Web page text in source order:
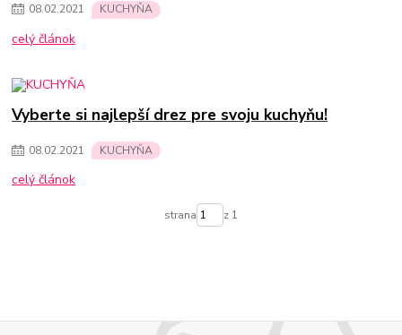
08.02.2021 KUCHYŇA
celý článok
Vyberte si najlepší drez pre svoju kuchyňu!
08.02.2021 KUCHYŇA
celý článok
strana z 1